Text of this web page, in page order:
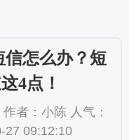
信怎么办？短
4点！
者：小陈 人气：
27 09:12:10